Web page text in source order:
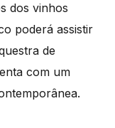
dos vinhos
poderá assistir
de
com um